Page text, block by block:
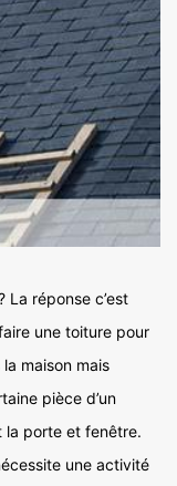
La réponse c’est
une toiture pour
maison mais
pièce d’un
la porte et fenêtre.
une activité